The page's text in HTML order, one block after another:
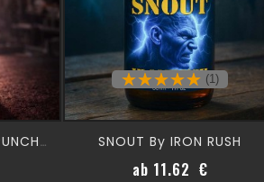
FIST BRUTAL ULTRA PUNCH 24 Ml
(1)
SNOUT By IRON RUSH
ab 11.62 €Preis